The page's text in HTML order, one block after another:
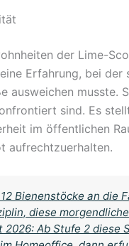
der Lime-
Erfahrung, bei
ausweichen musste.
sind. Es
im öffentlichen
aufrechtzuerhalten.
Bienenstöcke an die
diese
Ab Stufe 2 diese